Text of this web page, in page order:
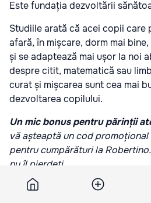
Este fundația dezvoltării
Studiile arată că acei copii care
afară, în mișcare, dorm mai
și se adaptează mai ușor la noi
despre citit, matematică sau
curat și mișcarea sunt cea mai
dezvoltarea copilului.
Un mic bonus pentru părinții
vă așteaptă un cod
pentru cumpărături la
nu îl pierdeți.
În Chișinău există tot ce